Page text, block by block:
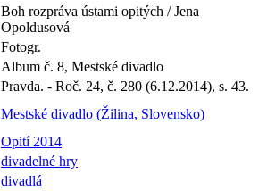
Boh rozpráva ústami opitých / Jena
Opoldusová
Fotogr.
Album č. 8, Mestské divadlo
Pravda. - Roč. 24, č. 280 (6.12.2014), s. 43.
Mestské divadlo (Žilina, Slovensko)
Opití 2014
divadelné hry
divadlá